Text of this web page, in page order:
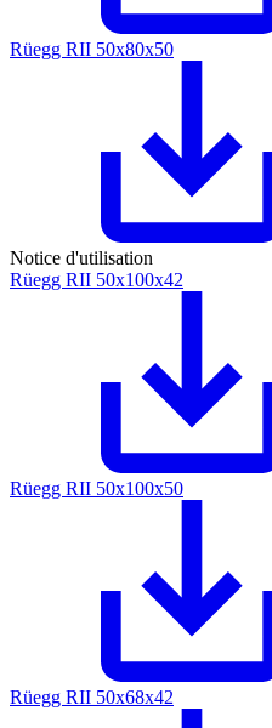
Rüegg RII 50x80x50
Notice d'utilisation
Rüegg RII 50x100x42
Rüegg RII 50x100x50
Rüegg RII 50x68x42